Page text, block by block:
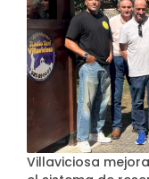
Villaviciosa